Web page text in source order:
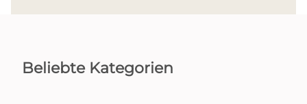
Beliebte Kategorien